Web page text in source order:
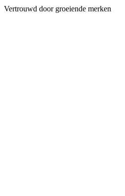
Vertrouwd door groeiende merken